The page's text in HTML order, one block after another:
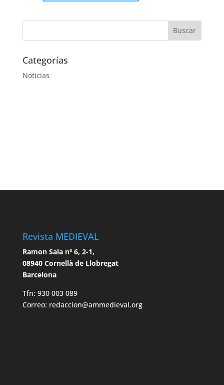
Categorías
Noticias
Revista MEDIEVAL
Ramon Sala nº 6, 2-1,
08940 Cornellà de Llobregat
Barcelona
Tfn: 930 003 089
Correo: redaccion@ammedieval.org